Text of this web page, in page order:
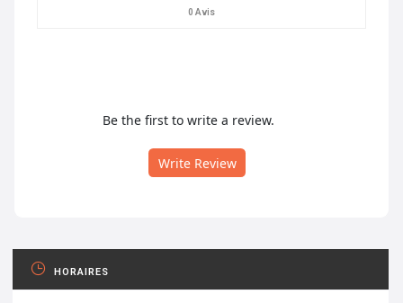
0 Avis
Be the first to write a review.
Write Review
HORAIRES